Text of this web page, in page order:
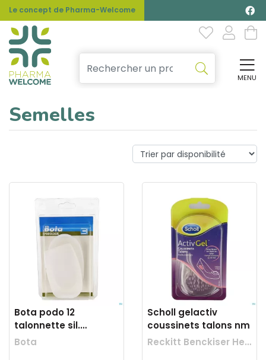
Le concept de Pharma-Welcome
MENU
Semelles
Bota podo 12
talonnette sil.
coquil.41-43 1paire
Bota
Scholl gelactiv
coussinets talons nm
Reckitt Benckiser Healthcare